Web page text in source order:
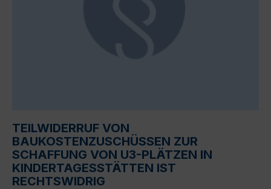
TEILWIDERRUF VON
BAUKOSTENZUSCHÜSSEN ZUR
SCHAFFUNG VON U3-PLÄTZEN IN
KINDERTAGESSTÄTTEN IST
RECHTSWIDRIG